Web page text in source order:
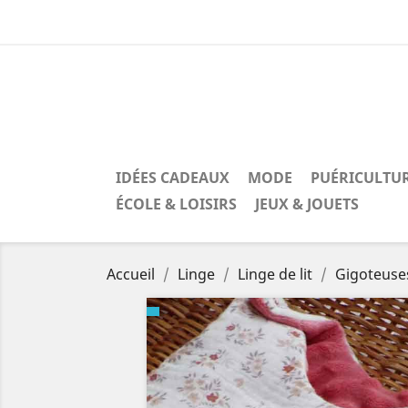
IDÉES CADEAUX MODE
ÉCOLE & LOISIRS
JEUX & JOUETS
Accueil Linge Linge de lit